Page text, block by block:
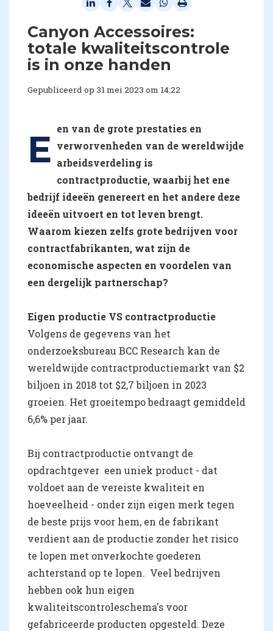
Canyon Accessoires:
totale kwaliteitscontrole
is in onze handen
Gepubliceerd op 31 mei 2023 om 14:22
E en van de grote prestaties en
verworvenheden van de wereldwijde
arbeidsverdeling is
contractproductie, waarbij het ene
bedrijf ideeën genereert en het andere deze
ideeën uitvoert en tot leven brengt.
Waarom kiezen zelfs grote bedrijven voor
contractfabrikanten, wat zijn de
economische aspecten en voordelen van
een dergelijk partnerschap?
Eigen productie VS contractproductie
Volgens de gegevens van het
onderzoeksbureau BCC Research kan de
wereldwijde contractproductiemarkt van $2
biljoen in 2018 tot $2,7 biljoen in 2023
groeien. Het groeitempo bedraagt gemiddeld
6,6% per jaar.
Bij contractproductie ontvangt de
opdrachtgever een uniek product - dat
voldoet aan de vereiste kwaliteit en
hoeveelheid - onder zijn eigen merk tegen
de beste prijs voor hem, en de fabrikant
verdient aan de productie zonder het risico
te lopen met onverkochte goederen
achterstand op te lopen. Veel bedrijven
hebben ook hun eigen
kwaliteitscontroleschema's voor
gefabriceerde producten opgesteld. Deze